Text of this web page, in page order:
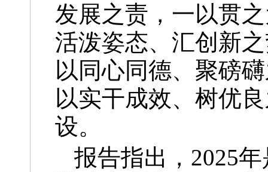
发展之责，一以贯
活泼姿态、汇创新
以同心同德、聚磅
以实干成效、树优
设。
报告指出，2025